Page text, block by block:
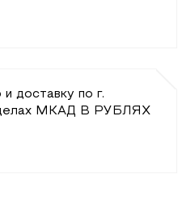
доставку по г.
МКАД В РУБЛЯХ